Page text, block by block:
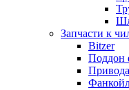
Запчасти к
Bitzer
Поддон
Привода